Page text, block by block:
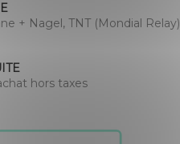
+ Nagel, TNT (Mondial Relay)
hors taxes